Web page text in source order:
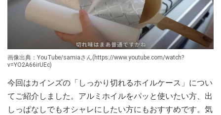
画像出典：YouTube/samiaさん(https://www.youtube.com/watch?
v=YO2A66irUEc)
今回はカインズの「しっかり切れるホイルケース」につい
てご紹介しました。アルミホイルをパッと使いたい方、出
しっぱなしでもオシャレにしたい方にもおすすめです。気